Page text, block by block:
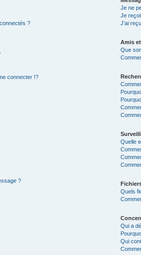
?
connecter !?
?
Je ne
Je
J’ai
Amis
Que
Quelle
Quels
Qui a
Qui